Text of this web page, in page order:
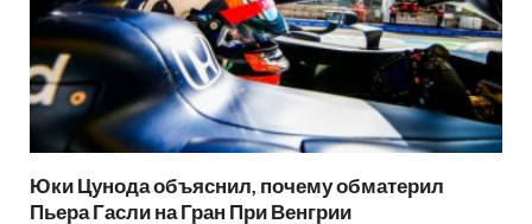
Юки Цунода объяснил, почему обматерил
Пьера Гасли на Гран При Венгрии